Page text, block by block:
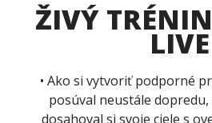
ŽIVÝ
LIVE
• Ako si vytvoriť podporné
posúval neustále
dosahoval si svoje ciele s